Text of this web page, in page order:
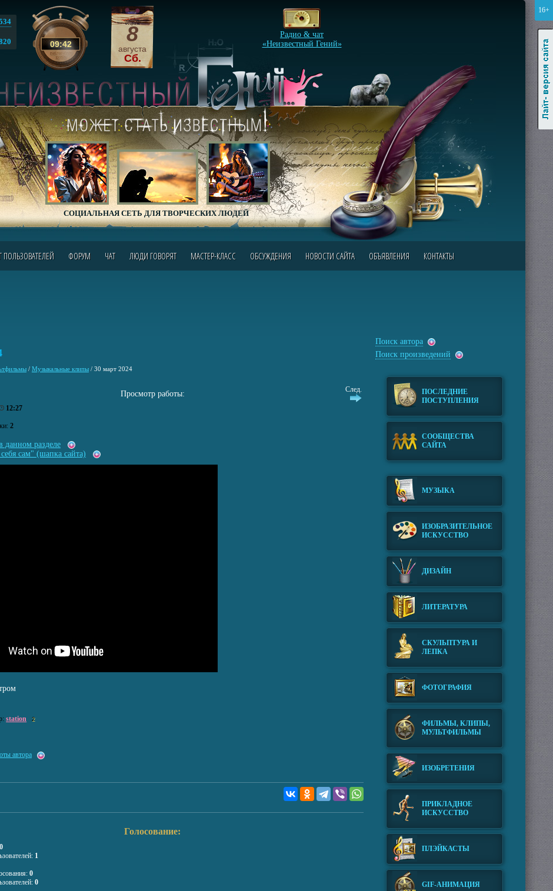
16+
09:42 8
августа
Сб.
СОЦИАЛЬНАЯ СЕТЬ ДЛЯ ТВОРЧЕСКИХ ЛЮДЕЙ
Радио & чат
«Неизвестный Гений»
ПОЛЬЗОВАТЕЛЕЙ ФОРУМ ЧАТ ЛЮДИ ГОВОРЯТ МАСТЕР-КЛАСС ОБСУЖДЕНИЯ НОВОСТИ САЙТА ОБЪЯВЛЕНИЯ КОНТАКТЫ
/ Музыкальные клипы / 30 март 2024
Просмотр работы: След.
12:27
2
данном разделе
сам" (шапка сайта)
station 2
автора
Голосование:
1
0
0
Поиск автора
Поиск произведений
ПОСЛЕДНИЕ
ПОСТУПЛЕНИЯ
СООБЩЕСТВА
САЙТА
МУЗЫКА
ИЗОБРАЗИТЕЛЬНОЕ
ИСКУССТВО
ДИЗАЙН
ЛИТЕРАТУРА
СКУЛЬПТУРА И
ЛЕПКА
ФОТОГРАФИЯ
ФИЛЬМЫ, КЛИПЫ,
МУЛЬТФИЛЬМЫ
ИЗОБРЕТЕНИЯ
ПРИКЛАДНОЕ
ИСКУССТВО
ПЛЭЙКАСТЫ
GIF-АНИМАЦИЯ